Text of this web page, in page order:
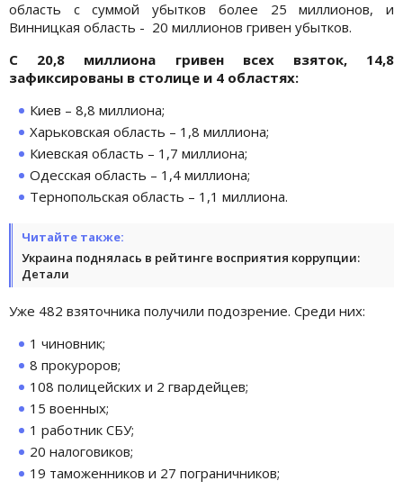
область с суммой убытков более 25 миллионов, и
Винницкая область - 20 миллионов гривен убытков.
С 20,8 миллиона гривен всех взяток, 14,8
зафиксированы в столице и 4 областях:
Киев – 8,8 миллиона;
Харьковская область – 1,8 миллиона;
Киевская область – 1,7 миллиона;
Одесская область – 1,4 миллиона;
Тернопольская область – 1,1 миллиона.
Читайте также:
Украина поднялась в рейтинге восприятия коррупции:
Детали
Уже 482 взяточника получили подозрение. Среди них:
1 чиновник;
8 прокуроров;
108 полицейских и 2 гвардейцев;
15 военных;
1 работник СБУ;
20 налоговиков;
19 таможенников и 27 пограничников;